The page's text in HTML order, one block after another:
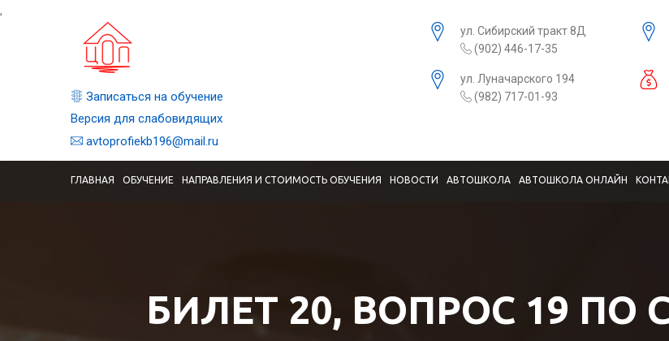
,
Записаться на обучение
Версия для слабовидящих
avtoprofiekb196@mail.ru
ул. Сибирский тракт 8Д
(902) 446-17-35
ул. Луначарского 194
(982) 717-01-93
ГЛАВНАЯ ОБУЧЕНИЕ НАПРАВЛЕНИЯ И СТОИМОСТЬ ОБУЧЕНИЯ НОВОСТИ АВТОШКОЛА АВТОШКОЛА ОНЛАЙН
БИЛЕТ 20, ВОПРОС 19 ПО